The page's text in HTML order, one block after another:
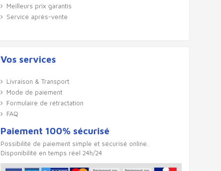
Meilleurs prix garantis
Service après-vente
Vos services
Livraison & Transport
Mode de paiement
Formulaire de rétractation
FAQ
Paiement 100% sécurisé
Possibilité de paiement simple et sécurisé online.
Disponibilité en temps réel 24h/24